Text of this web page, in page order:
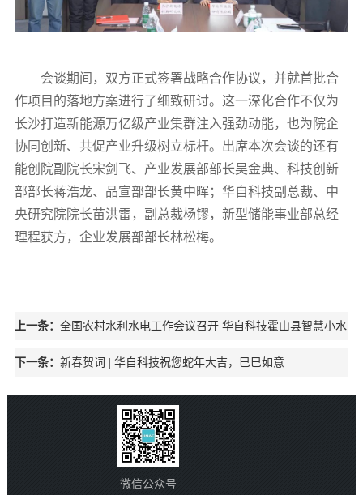
会谈期间，双方正式签署战略合作协议，并就首批合
作项目的落地方案进行了细致研讨。这一深化合作不仅为
长沙打造新能源万亿级产业集群注入强劲动能，也为院企
协同创新、共促产业升级树立标杆。出席本次会谈的还有
能创院副院长宋剑飞、产业发展部部长吴金典、科技创新
部部长蒋浩龙、品宣部部长黄中晖；华自科技副总裁、中
央研究院院长苗洪雷，副总裁杨镠，新型储能事业部总经
理程获方，企业发展部部长林松梅。
上一条： 全国农村水利水电工作会议召开 华自科技霍山县智慧小水
电集控中心引领水电新变革
下一条： 新春贺词 | 华自科技祝您蛇年大吉，巳巳如意
微信公众号